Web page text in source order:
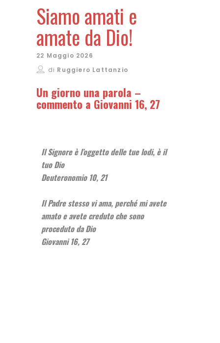
Siamo amati e
amate da Dio!
22 Maggio 2026
di Ruggiero Lattanzio
Un giorno una parola –
commento a Giovanni 16, 27
Il Signore è l’oggetto delle tue lodi, è il
tuo Dio
Deuteronomio 10, 21
Il Padre stesso vi ama, perché mi avete
amato e avete creduto che sono
proceduto da Dio
Giovanni 16, 27